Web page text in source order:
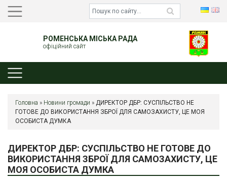
РОМЕНСЬКА МІСЬКА РАДА
офіційний сайт
Головна » Новини громади » ДИРЕКТОР ДБР: СУСПІЛЬСТВО НЕ
ГОТОВЕ ДО ВИКОРИСТАННЯ ЗБРОЇ ДЛЯ САМОЗАХИСТУ, ЦЕ МОЯ
ОСОБИСТА ДУМКА
ДИРЕКТОР ДБР: СУСПІЛЬСТВО НЕ ГОТОВЕ ДО
ВИКОРИСТАННЯ ЗБРОЇ ДЛЯ САМОЗАХИСТУ, ЦЕ
МОЯ ОСОБИСТА ДУМКА